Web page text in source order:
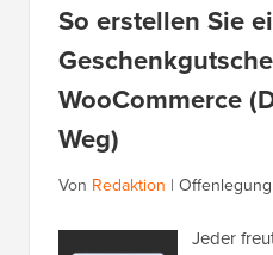
So erstellen Sie
WooCommerce
Weg)
Von Redaktion |
Jeder